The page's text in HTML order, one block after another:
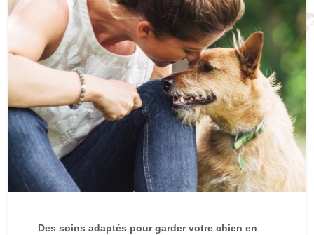
Des soins adaptés pour garder votre chien en